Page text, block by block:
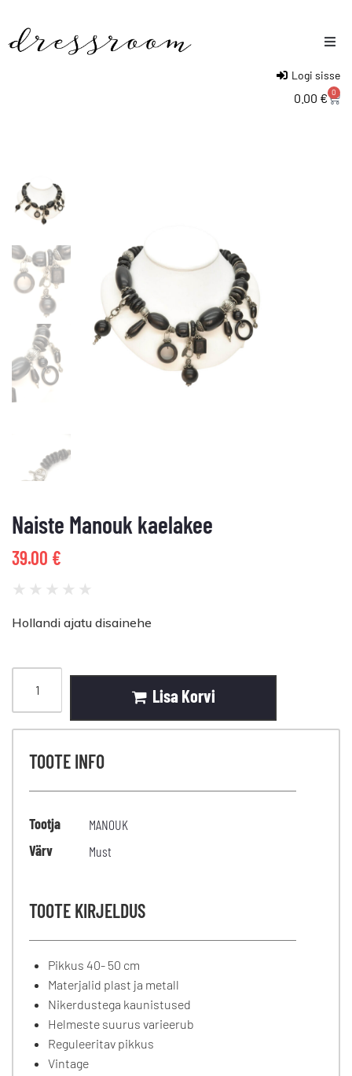
Logi sisse
0.00 € 0
Naiste Manouk kaelakee
39.00 €
★ ★ ★ ★ ★
Hollandi ajatu disainehe
Lisa Korvi
TOOTE INFO
Tootja
MANOUK
Värv
Must
TOOTE KIRJELDUS
Pikkus 40- 50 cm
Materjalid plast ja metall
Nikerdustega kaunistused
Helmeste suurus varieerub
Reguleeritav pikkus
Vintage